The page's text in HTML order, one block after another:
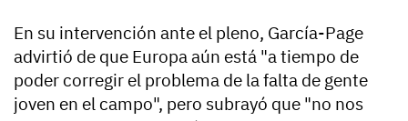
En su intervención ante el pleno, García-Page
advirtió de que Europa aún está "a tiempo de
poder corregir el problema de la falta de gente
joven en el campo", pero subrayó que "no nos